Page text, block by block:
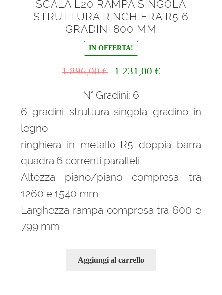
SCALA L20 RAMPA SINGOLA
STRUTTURA RINGHIERA R5 6
GRADINI 800 MM
IN OFFERTA!
1.896,00€
originale
1.896,00 €.
1.231,00 €Il
1.231,00 €.
N° Gradini: 6
6 gradini struttura singola gradino in
legno
ringhiera in metallo R5 doppia barra
quadra 6 correnti paralleli
Altezza piano/piano compresa tra
1260 e 1540 mm
Larghezza rampa compresa tra 600 e
799 mm
Aggiungi al carrello